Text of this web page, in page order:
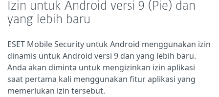
Izin untuk Android versi 9 (Pie) dan
yang lebih baru
ESET Mobile Security untuk Android menggunakan izin
dinamis untuk Android versi 9 dan yang lebih baru.
Anda akan diminta untuk mengizinkan izin aplikasi
saat pertama kali menggunakan fitur aplikasi yang
memerlukan izin tersebut.